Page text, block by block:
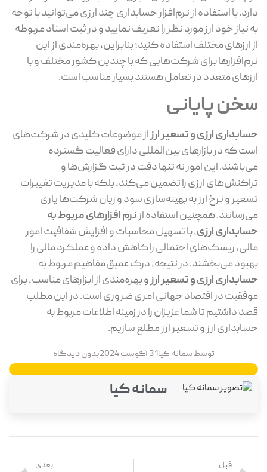
با استفاده از نرم‌افزار حسابداری چند ارزی می‌توانید با توجه
نیاز خود ارز مورد نظر را تعریف نمایید و در ثبت اسناد مربوطه
ارز‌های مختلف استفاده کنید؛ بنابراین، بهره‌مندی از این
برای شرکت‌هایی که با چندین کشور مختلف و با
متعدد در تعامل هستند بسیار مناسب است.
پایانی
ارزی و تسعیر ارزاز موضوعات کلیدی در شرکت‌های
که در بازار‌های بین‌المللی دارای فعالیت گسترده
این امور نه تنها دقت در ثبت گزارش‌ها و
ارزی را تضمین می‌کند، بلکه با مدیریت تغییرات
و نرخ ارز به بهینه‌سازی سود و زیان شرکت‌ها یاری
همچنین استفاده ازنرم افزار‌های مربوط به
ارزی، با تسهیل محاسبات و افزایش شفافیت امور
ریسک‌های احتمالی را کاهش داده و عملکرد مالی را
می‌بخشند. در نتیجه، درک عمیق مفاهیم مربوط به
ارزی و تسعیر ارزو بهره‌مندی از ابزار‌های مناسب، برای
در اقتصاد جهانی امری ضروری است. در این مطلب
داشتیم تا شما عزیزان را در زمینه اطلاعات مربوط به
ارز و تسعیر ارز مطلع سازیم.
توسطسمانه کیا31 آگوست 2024 بدون دیدگاه
سمانه کیا
قبل بعدی